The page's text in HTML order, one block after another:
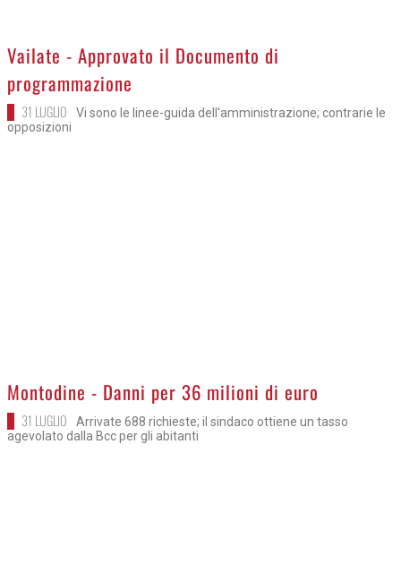
>
Vailate - Approvato il Documento di
programmazione
31 LUGLIO
Vi sono le linee-guida dell'amministrazione; contrarie le
opposizioni
>Montodine - Danni per 36 milioni di euro
31 LUGLIO
Arrivate 688 richieste; il sindaco ottiene un tasso
agevolato dalla Bcc per gli abitanti